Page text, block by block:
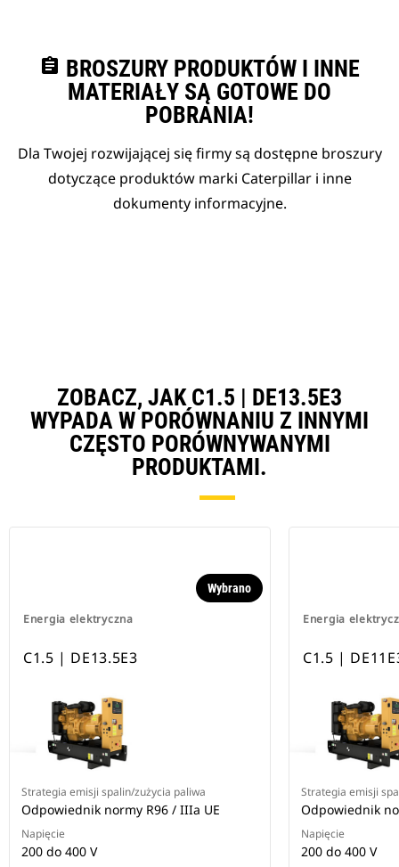
assignment BROSZURY PRODUKTÓW I INNE
MATERIAŁY SĄ GOTOWE DO
POBRANIA!
Dla Twojej rozwijającej się firmy są dostępne broszury
dotyczące produktów marki Caterpillar i inne
dokumenty informacyjne.
ZOBACZ, JAK C1.5 | DE13.5E3
WYPADA W PORÓWNANIU Z INNYMI
CZĘSTO PORÓWNYWANYMI
PRODUKTAMI.
Energia elektryczna
Wybrano
C1.5 | DE13.5E3
Strategia emisji spalin/zużycia paliwa
Odpowiednik normy R96 / IIIa UE
Napięcie
200 do 400 V
Energia
C1.5 |
Strategia emisji
Odpowiednik
Napięcie
200 do 400 V